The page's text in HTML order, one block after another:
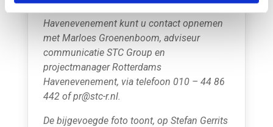
Havenevenement kunt u contact opnemen
met Marloes Groenenboom, adviseur
communicatie STC Group en
projectmanager Rotterdams
Havenevenement, via telefoon 010 – 44 86
442 of pr@stc-r.nl.
De bijgevoegde foto toont, op Stefan Gerrits